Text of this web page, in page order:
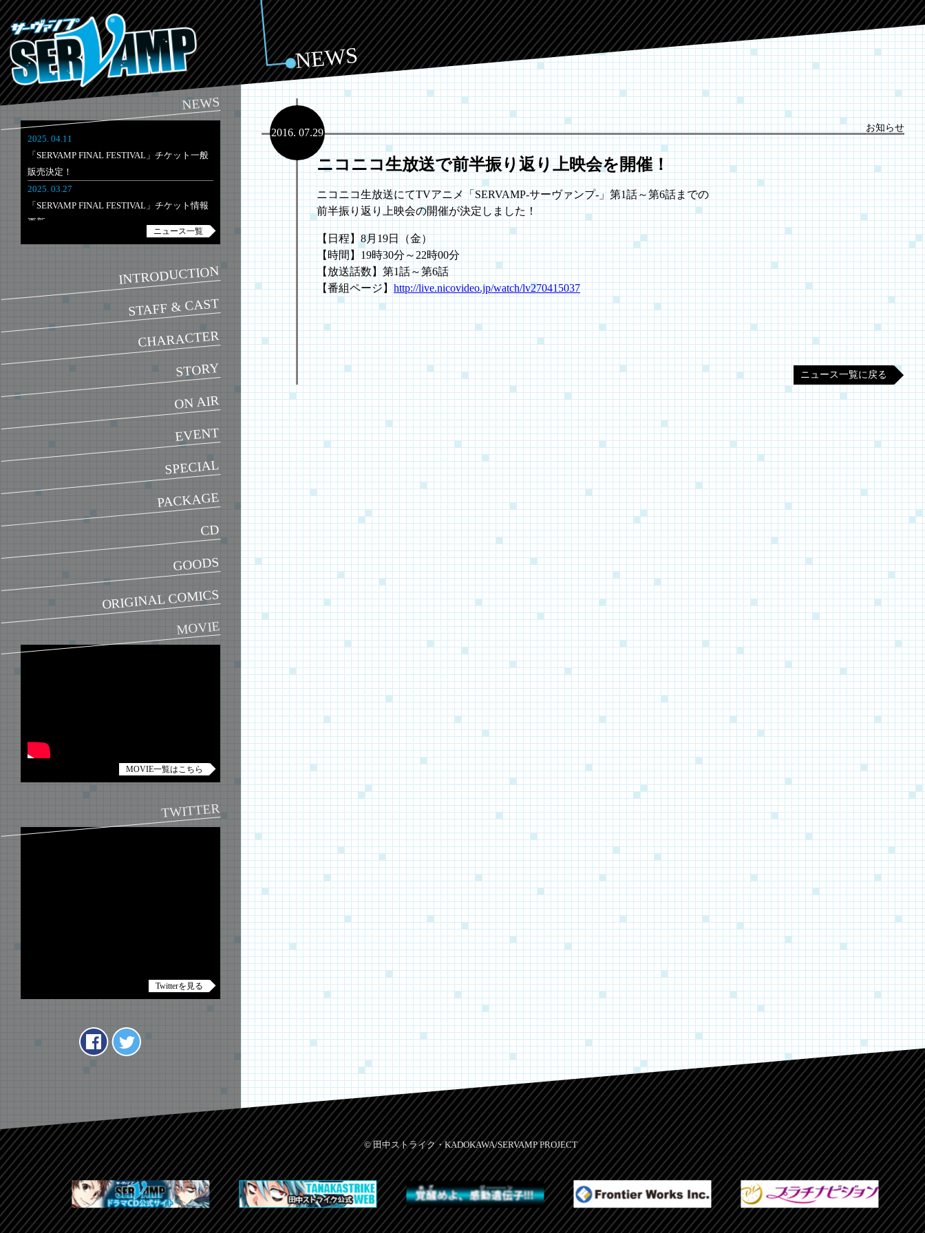
NEWS
2025. 04.11
「SERVAMP FINAL FESTIVAL」チケット一般
販売決定！
2025. 03.27
「SERVAMP FINAL FESTIVAL」チケット情報
更新
ケット最速先行が3/3(月)より受付開始！
ニュース一覧
INTRODUCTION
STAFF & CAST
CHARACTER
STORY
ON AIR
EVENT
SPECIAL
PACKAGE
CD
GOODS
ORIGINAL COMICS
MOVIE
MOVIE一覧はこちら
TWITTER
Twitterを見る
NEWS
2016. 07.29 お知らせ
ニコニコ生放送で前半振り返り上映会を開催！
ニコニコ生放送にてTVアニメ「SERVAMP-サーヴァンプ-」第1話～第6話までの
前半振り返り上映会の開催が決定しました！
【日程】8月19日（金）
【時間】19時30分～22時00分
【放送話数】第1話～第6話
【番組ページ】http://live.nicovideo.jp/watch/lv270415037
ニュース一覧に戻る
© 田中ストライク・KADOKAWA/SERVAMP PROJECT